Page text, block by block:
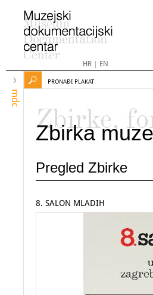
HR| EN
mdc
PRONAĐI PLAKAT
Zbirke,
Zbirka
Pregled Zbirke
8. SALON MLADIH